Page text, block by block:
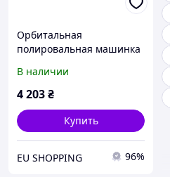
Орбитальная
полировальная машинка
мягкий пуск аккумулятор
4 А/ч (5906083082276)
В наличии
4 203₴
Купить
EU SHOPPING 96%